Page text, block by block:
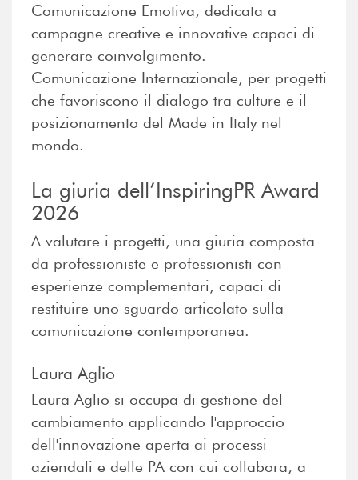
Comunicazione Emotiva, dedicata a
campagne creative e innovative capaci di
generare coinvolgimento.
Comunicazione Internazionale, per progetti
che favoriscono il dialogo tra culture e il
posizionamento del Made in Italy nel
mondo.
La giuria dell’InspiringPR Award
2026
A valutare i progetti, una giuria composta
da professioniste e professionisti con
esperienze complementari, capaci di
restituire uno sguardo articolato sulla
comunicazione contemporanea.
Laura Aglio
Laura Aglio si occupa di gestione del
cambiamento applicando l'approccio
dell'innovazione aperta ai processi
aziendali e delle PA con cui collabora, a